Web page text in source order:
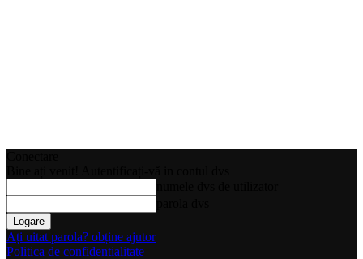
Ați uitat parola? obține ajutor
Politica de confidentialitate